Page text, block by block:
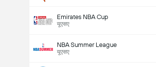
Emirates NBA Cup
यूएसए
NBA Summer League
यूएसए